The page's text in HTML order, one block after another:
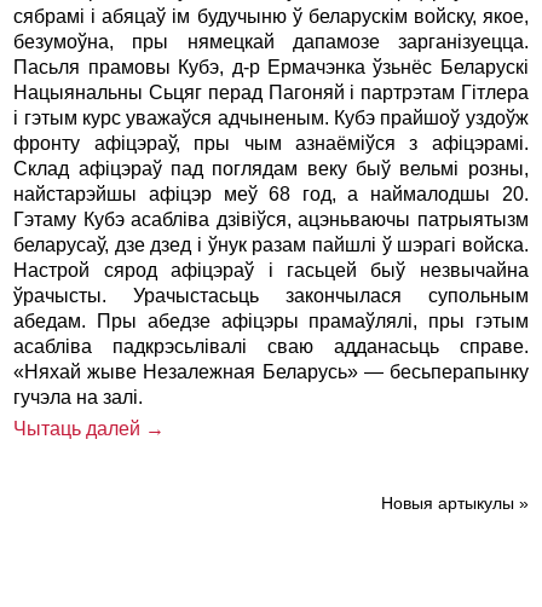
сябрамі i абяцаў ім будучыню ў беларускім войску, якое,
безумоўна, пры нямецкай дапамозе зарганізуецца.
Пасьля прамовы Кубэ, д-р Ермачэнка ўзьнёс Беларускі
Нацыянальны Сьцяг перад Пагоняй i партрэтам Гітлера
i гэтым курс уважаўся адчыненым. Кубэ прайшоў уздоўж
фронту афіцэраў, пры чым азнаёміўся з афіцэрамі.
Склад афіцэраў пад поглядам веку быў вельмі розны,
найстарэйшы афіцэр меў 68 год, а наймалодшы 20.
Гэтаму Кубэ асабліва дзівіўся, ацэньваючы патрыятызм
беларусаў, дзе дзед i ўнук разам пайшлі ў шэрагі войска.
Настрой сярод афіцэраў i гасьцей быў незвычайна
ўрачысты. Урачыстасьць закончылася супольным
абедам. Пры абедзе афіцэры прамаўлялі, пры гэтым
асабліва падкрэсьлівалі сваю адданасьць справе.
«Няхай жыве Незалежная Беларусь» — бесьперапынку
гучэла на залі.
Чытаць далей →
Новыя артыкулы »